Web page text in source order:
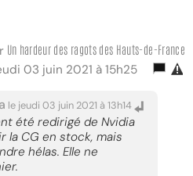
Un hardeur des ragots des Hauts-de-France
03 juin 2021 à 15h25
le jeudi 03 juin 2021 à 13h14
été redirigé de Nvidia
la CG en stock, mais
hélas. Elle ne